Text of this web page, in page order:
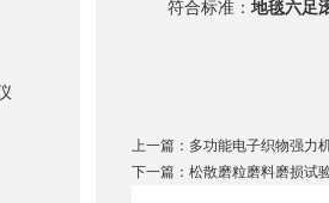
符合标准： 地毯六足
上一篇： 多功能电子织物强力
下一篇： 松散磨粒磨料磨损试